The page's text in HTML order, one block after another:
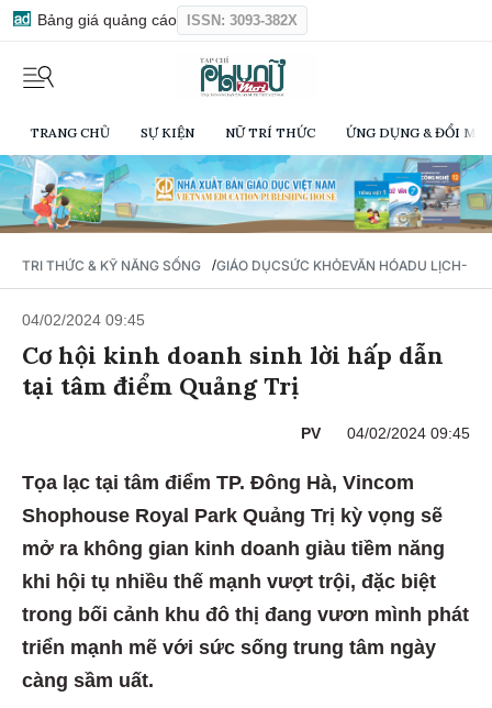
Bảng giá quảng cáo ISSN: 3093-382X
TRANG CHỦ SỰ KIỆN NỮ TRÍ THỨC ỨNG DỤNG & ĐỔI
TRI THỨC & KỸ NĂNG SỐNG /GIÁO DỤCSỨC KHỎEVĂN HÓADU LỊCH-
04/02/2024 09:45
Cơ hội kinh doanh sinh lời hấp dẫn
tại tâm điểm Quảng Trị
PV 04/02/2024 09:45
Tọa lạc tại tâm điểm TP. Đông Hà, Vincom
Shophouse Royal Park Quảng Trị kỳ vọng sẽ
mở ra không gian kinh doanh giàu tiềm năng
khi hội tụ nhiều thế mạnh vượt trội, đặc biệt
trong bối cảnh khu đô thị đang vươn mình phát
triển mạnh mẽ với sức sống trung tâm ngày
càng sầm uất.